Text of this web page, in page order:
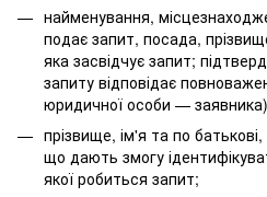
найменування,
подає запит, посада,
яка засвідчує запит;
запиту відповідає
юридичної особи —
прізвище, ім'я та по
що дають змогу
якої робиться запит;